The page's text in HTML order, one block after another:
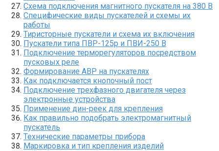
Схема подключения магнитного пускателя на 380 В
Специфические виды пускателей и схемы их
работы
Тиристорные пускатели и схема их включения
Пускатели типа ПВР-125р и ПВИ-250 В
Подключение терморегуляторов посредством
пусковых реле
Формирование АВР на пускателях
Как подключается кнопочный пост
Подключение трехфазного двигателя через
электронные устройства
Применение дин-реек для крепления
Как правильно подобрать электромагнитный
пускатель
Технические параметры прибора
Маркировка и тип крепления изделий